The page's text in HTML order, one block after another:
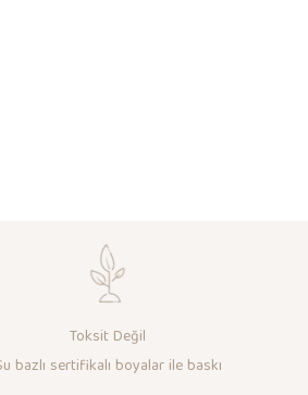
Toksit Değil
bazlı sertifikalı boyalar ile baskı